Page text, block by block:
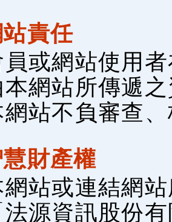
責任
員或網站使用
本網站所傳遞
網站不負審查
財產權
網站或連結網
法源資訊股份